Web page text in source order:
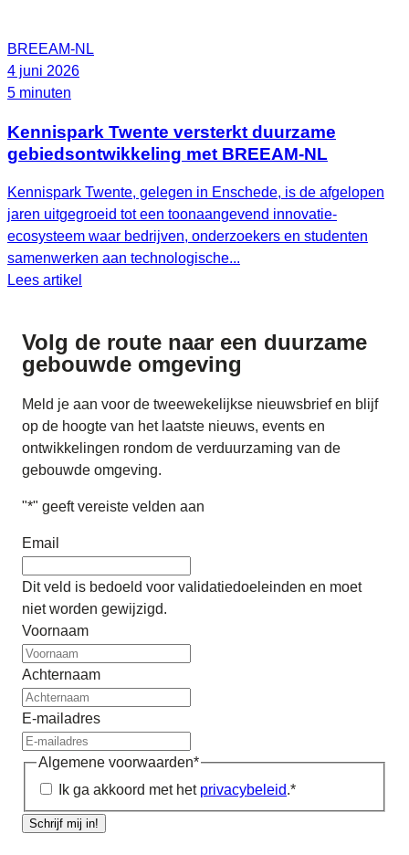
BREEAM-NL
4 juni 2026
5 minuten
Kennispark Twente versterkt duurzame
gebiedsontwikkeling met BREEAM‑NL
Kennispark Twente, gelegen in Enschede, is de afgelopen
jaren uitgegroeid tot een toonaangevend innovatie-
ecosysteem waar bedrijven, onderzoekers en studenten
samenwerken aan technologische...
Lees artikel
Volg de route naar een duurzame
gebouwde omgeving
Meld je aan voor de tweewekelijkse nieuwsbrief en blijf
op de hoogte van het laatste nieuws, events en
ontwikkelingen rondom de verduurzaming van de
gebouwde omgeving.
"*" geeft vereiste velden aan
Email
Dit veld is bedoeld voor validatiedoeleinden en moet
niet worden gewijzigd.
Voornaam
Achternaam
E-mailadres
Algemene voorwaarden*
Ik ga akkoord met het privacybeleid.*
Schrijf mij in!